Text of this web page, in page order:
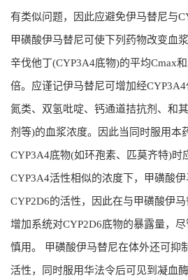
有类似问题，因此应避免伊马替尼与
甲磺酸伊马替尼可使下列药物改变血
辛伐他丁(CYP3A4底物)的平均Cmax
倍。应谨记伊马替尼可增加经
氮类、双氢吡啶、钙通道拮抗剂、和
剂等)的血浆浓度。因此当同时服用本
CYP3A4底物(如环孢素、匹莫齐特)时
CYP3A4活性相似的浓度下，甲磺酸
CYP2D6的活性，因此在与甲磺酸伊
增加系统对CYP2D6底物的暴露量，
慎用。 甲磺酸伊马替尼在体外还可抑
活性，同时服用华法令后可见到凝血